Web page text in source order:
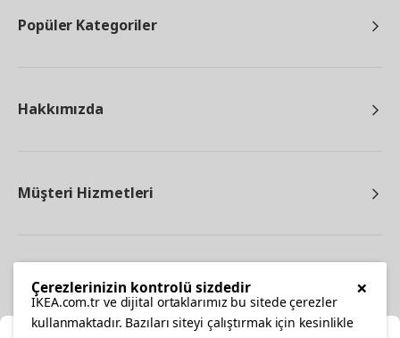
Popüler Kategoriler
Hakkımızda
Müşteri Hizmetleri
×
Çerezlerinizin kontrolü sizdedir
IKEA.com.tr ve dijital ortaklarımız bu sitede çerezler
kullanmaktadır. Bazıları siteyi çalıştırmak için kesinlikle